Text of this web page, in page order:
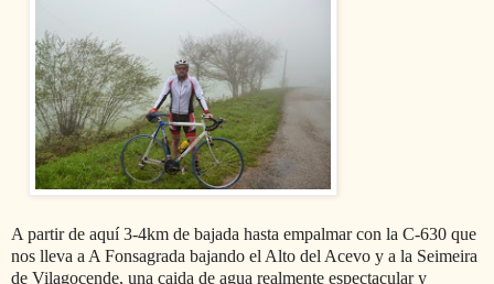
A partir de aquí 3-4km de bajada hasta empalmar con la C-630 que
nos lleva a A Fonsagrada bajando el Alto del Acevo y a la Seimeira
de Vilagocende, una caida de agua realmente espectacular y